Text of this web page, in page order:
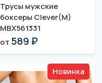
Трусы мужские
боксеры Clever(M)
MBX561331
от 589 ₽
Новинка